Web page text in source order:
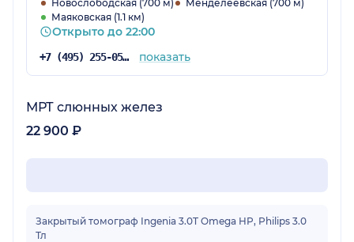
Новослободская (700 м)
Менделеевская (700 м)
Маяковская (1.1 км)
Открыто до 22:00
+7 (495) 255-05-73 показать
МРТ слюнных желез
22 900 ₽
Закрытый томограф Ingenia 3.0T Omega HP, Philips 3.0
Тл